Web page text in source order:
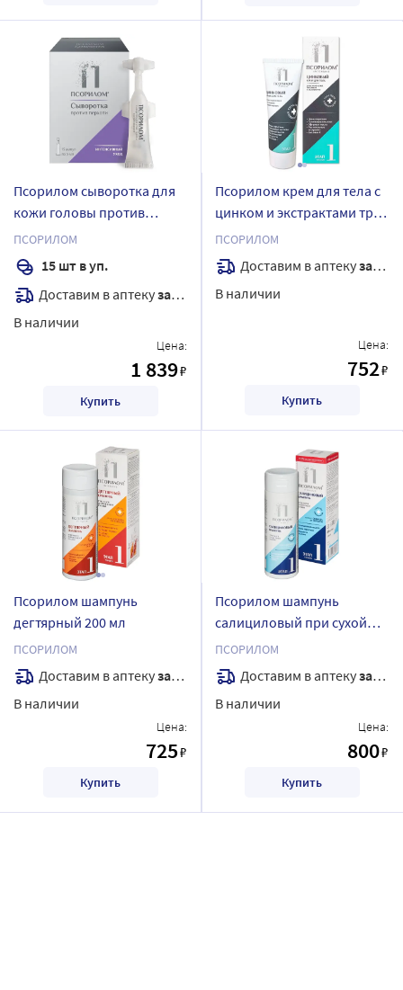
Псорилом сыворотка для
кожи головы против
перхоти 5 мл 15 шт. ампулы
ПСОРИЛОМ
15 шт в уп.
Доставим в аптекузавтра
В наличии
Цена:
1 839₽
Купить
Псорилом крем для тела с
цинком и экстрактами трав
75 мл
ПСОРИЛОМ
Доставим в аптекузавтра
В наличии
Цена:
752₽
Купить
Псорилом шампунь
дегтярный 200 мл
ПСОРИЛОМ
Доставим в аптекузавтра
В наличии
Цена:
725₽
Купить
Псорилом шампунь
салициловый при сухой
перхоти 200 мл
ПСОРИЛОМ
Доставим в аптекузавтра
В наличии
Цена:
800₽
Купить